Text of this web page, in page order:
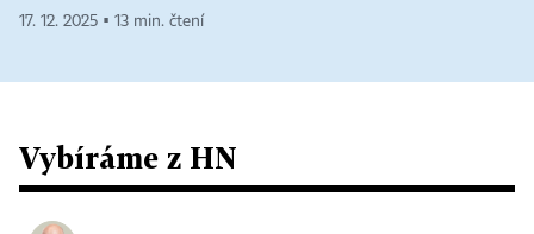
17. 12. 2025 ▪ 13 min. čtení
Vybíráme z HN